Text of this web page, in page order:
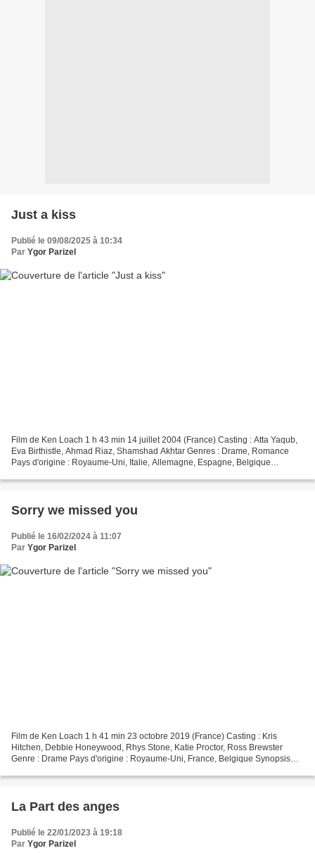
Just a kiss
Publié le 09/08/2025 à 10:34
Par Ygor Parizel
Film de Ken Loach 1 h 43 min 14 juillet 2004 (France) Casting : Atta Yaqub,
Eva Birthistle, Ahmad Riaz, Shamshad Akhtar Genres : Drame, Romance
Pays d'origine : Royaume-Uni, Italie, Allemagne, Espagne, Belgique
Sorry we missed you
Publié le 16/02/2024 à 11:07
Par Ygor Parizel
Film de Ken Loach 1 h 41 min 23 octobre 2019 (France) Casting : Kris
Hitchen, Debbie Honeywood, Rhys Stone, Katie Proctor, Ross Brewster
Genre : Drame Pays d'origine : Royaume-Uni, France, Belgique Synopsis
La Part des anges
Publié le 22/01/2023 à 19:18
Par Ygor Parizel